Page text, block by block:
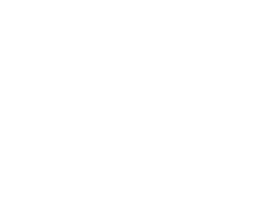
pour être protégé des